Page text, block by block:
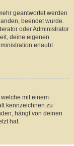
geantwortet werden
beendet wurde.
oder Administrator
deine eigenen
erlaubt
mit einem
kennzeichnen zu
hängt von deinen
hat.